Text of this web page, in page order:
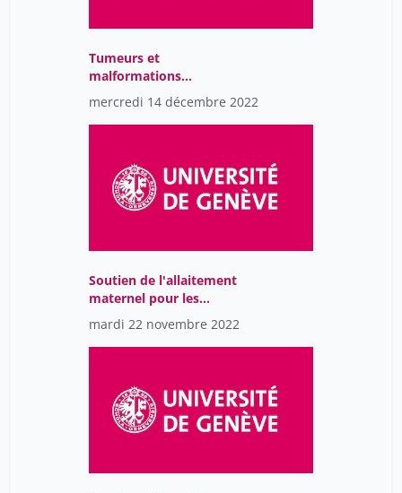
Tumeurs et
malformations
vasculaires
mercredi 14 décembre 2022
Soutien de l'allaitement
maternel pour les
nouveau-nées à risques:
Une stratégie "3L" pour
une médecine "4p"
mardi 22 novembre 2022